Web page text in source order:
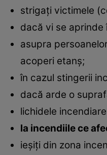
strigaţi victimele
dacă vi se
asupra
acoperi etanş;
în cazul stingerii
dacă arde o
lichidele
la incendiile ce
ieşiţi din zona